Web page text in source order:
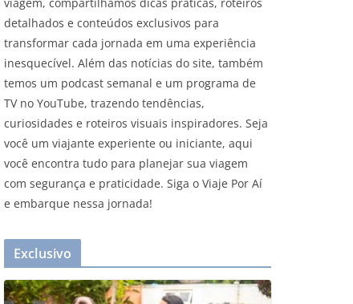
detalhados e conteúdos exclusivos para
transformar cada jornada em uma experiência
inesquecível. Além das notícias do site, também
temos um podcast semanal e um programa de
TV no YouTube, trazendo tendências,
curiosidades e roteiros visuais inspiradores. Seja
você um viajante experiente ou iniciante, aqui
você encontra tudo para planejar sua viagem
com segurança e praticidade. Siga o Viaje Por Aí
e embarque nessa jornada!
Exclusivo